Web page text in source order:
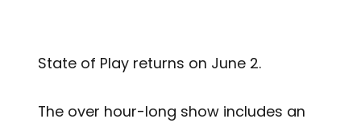
State of Play returns on June 2.
The over hour-long show includes an